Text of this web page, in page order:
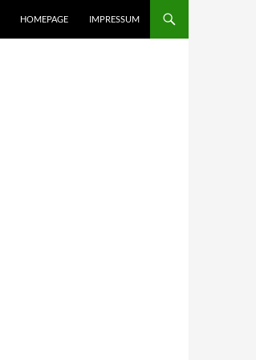
HOMEPAGE IMPRESSUM